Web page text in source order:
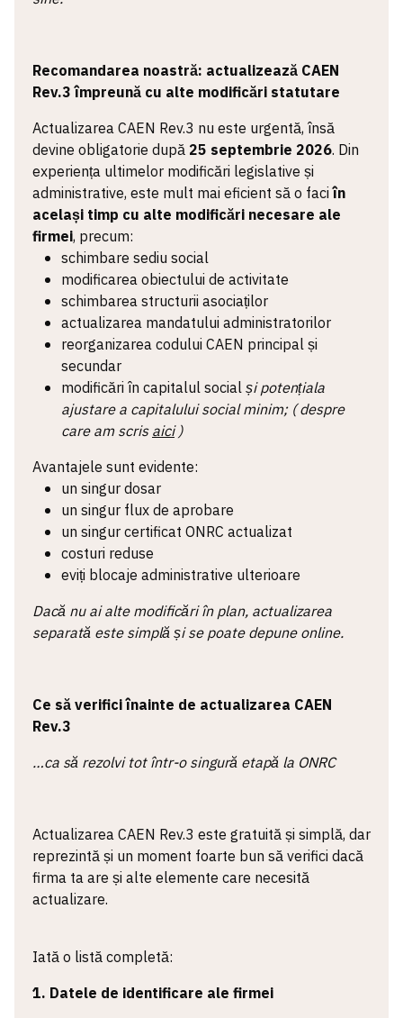
Recomandarea noastră: actualizează CAEN
Rev.3 împreună cu alte modificări statutare
Actualizarea CAEN Rev.3 nu este urgentă, însă
devine obligatorie după 25 septembrie 2026. Din
experiența ultimelor modificări legislative și
administrative, este mult mai eficient să o faciîn
același timp cu alte modificări necesare ale
firmei, precum:
schimbare sediu social
modificarea obiectului de activitate
schimbarea structurii asociaților
actualizarea mandatului administratorilor
reorganizarea codului CAEN principal și
secundar
modificări în capitalul socialși potențiala
ajustare a capitalului social minim; ( despre
care am scrisaici)
Avantajele sunt evidente:
un singur dosar
un singur flux de aprobare
un singur certificat ONRC actualizat
costuri reduse
eviți blocaje administrative ulterioare
Dacă nu ai alte modificări în plan, actualizarea
separată este simplă și se poate depune online.
Ce să verifici înainte de actualizarea CAEN
Rev.3
…ca să rezolvi tot într-o singură etapă la ONRC
Actualizarea CAEN Rev.3 este gratuită și simplă, dar
reprezintă și un moment foarte bun să verifici dacă
firma ta are și alte elemente care necesită
actualizare.
Iată o listă completă:
1. Datele de identificare ale firmei